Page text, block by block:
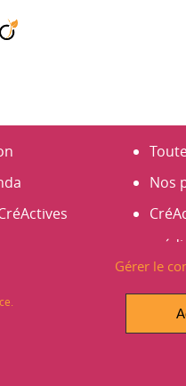
Gérer le
2026
Nos